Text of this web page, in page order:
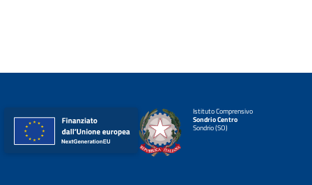
Istituto Comprensivo
Sondrio Centro
Sondrio (SO)